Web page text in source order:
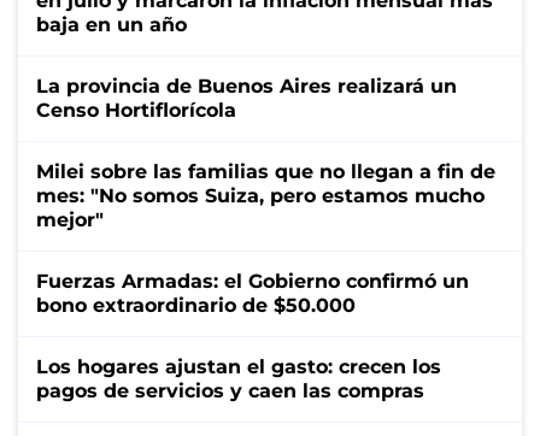
baja en un año
La provincia de Buenos Aires realizará un
Censo Hortiflorícola
Milei sobre las familias que no llegan a fin de
mes: "No somos Suiza, pero estamos mucho
mejor"
Fuerzas Armadas: el Gobierno confirmó un
bono extraordinario de $50.000
Los hogares ajustan el gasto: crecen los
pagos de servicios y caen las compras